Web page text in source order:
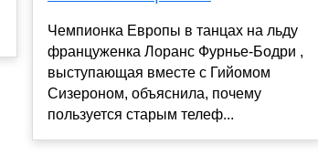
Чемпионка Европы в танцах на льду
француженка Лоранс Фурнье-Бодри ,
выступающая вместе с Гийомом
Сизероном, объяснила, почему
пользуется старым телеф...